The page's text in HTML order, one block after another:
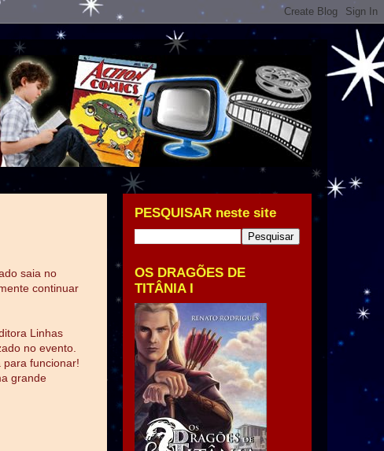
saia no
continuar
Linhas
no evento.
para funcionar!
grande
PESQUISAR neste site
OS DRAGÕES DE
TITÂNIA I